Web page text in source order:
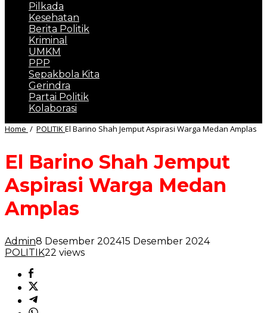
Pilkada
Kesehatan
Berita Politik
Kriminal
UMKM
PPP
Sepakbola Kita
Gerindra
Partai Politik
Kolaborasi
Home / POLITIKEl Barino Shah Jemput Aspirasi Warga Medan Amplas
El Barino Shah Jemput
Aspirasi Warga Medan
Amplas
Admin8 Desember 202415 Desember 2024
POLITIK22 views